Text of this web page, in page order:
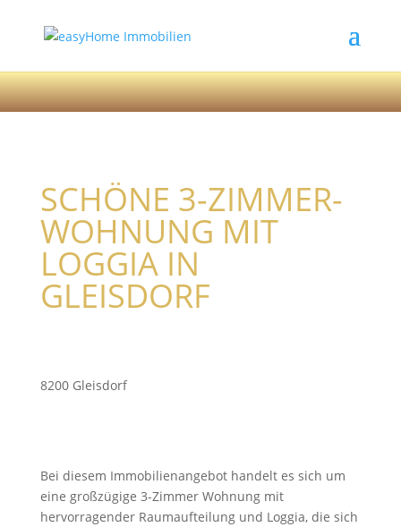
SCHÖNE 3-ZIMMER-
WOHNUNG MIT
LOGGIA IN
GLEISDORF
8200 Gleisdorf
Bei diesem Immobilienangebot handelt es sich um
eine großzügige 3-Zimmer Wohnung mit
hervorragender Raumaufteilung und Loggia, die sich